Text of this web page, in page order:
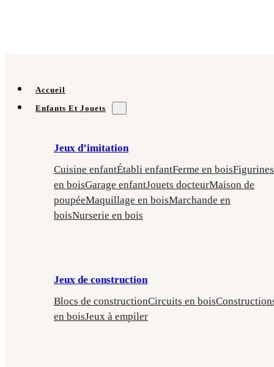
Accueil
Enfants Et Jouets
Jeux d’imitation
Cuisine enfantÉtabli enfantFerme en boisFigurines
en boisGarage enfantJouets docteurMaison de
poupéeMaquillage en boisMarchande en
boisNurserie en bois
Jeux de construction
Blocs de constructionCircuits en bois
en boisJeux à empiler